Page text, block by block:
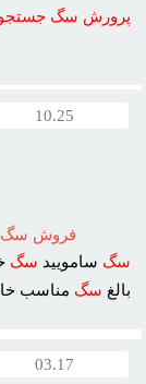
پرورش سگ
10.25
فروش سگ
سگ ساموييد سگ
بالغ سگ مناسب
03.17